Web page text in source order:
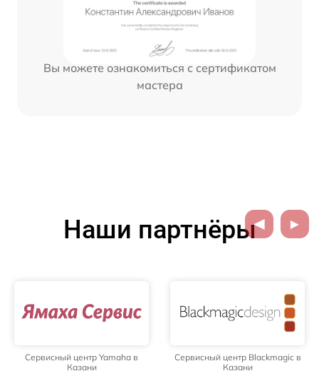
Вы можете ознакомиться с сертификатом
мастера
Наши партнёры
Сервисный центр Yamaha в
Казани
Сервисный центр Blackmagic в
Казани